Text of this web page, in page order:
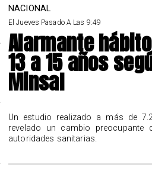
NACIONAL
El Jueves Pasado A Las 9:49
Alarmante
13 a 15 años
Minsal
Un estudio realizado a más de
revelado un cambio
autoridades sanitarias.